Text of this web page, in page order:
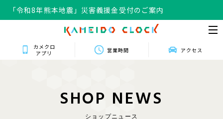
「令和8年熊本地震」災害義援金受付のご案内
カメクロ
アプリ
営業時間 アクセス
SHOP NEWS
ショップニュース